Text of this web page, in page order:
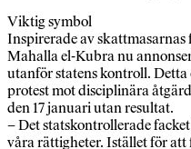
Viktig symbol
Inspirerade av
Mahalla el-Kubra nu
utanför statens kontroll.
protest mot disciplinära
den 17 januari utan resultat.
– Det statskontrollerade
våra rättigheter. Istället för